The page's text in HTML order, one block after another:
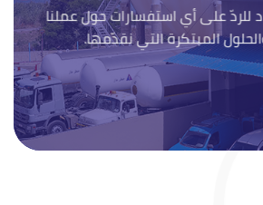
للردّ على أي استفسارات حول عملنا
المبتكرة التي نقدّمها.